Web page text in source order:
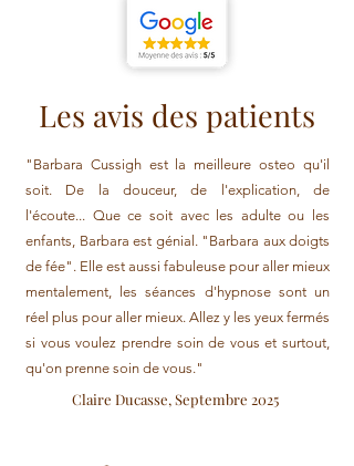
Les avis des patients
"Barbara Cussigh est la meilleure osteo qu'il
soit. De la douceur, de l'explication, de
l'écoute... Que ce soit avec les adulte ou les
enfants, Barbara est génial. "Barbara aux doigts
de fée". Elle est aussi fabuleuse pour aller mieux
mentalement, les séances d'hypnose sont un
réel plus pour aller mieux. Allez y les yeux fermés
si vous voulez prendre soin de vous et surtout,
qu'on prenne soin de vous."
Claire Ducasse, Septembre 2025